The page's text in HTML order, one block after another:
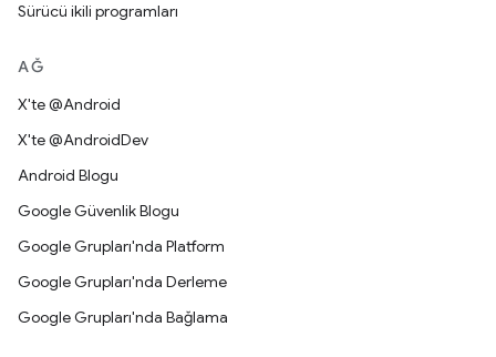
Sürücü ikili programları
AĞ
X'te @Android
X'te @AndroidDev
Android Blogu
Google Güvenlik Blogu
Google Grupları'nda Platform
Google Grupları'nda Derleme
Google Grupları'nda Bağlama